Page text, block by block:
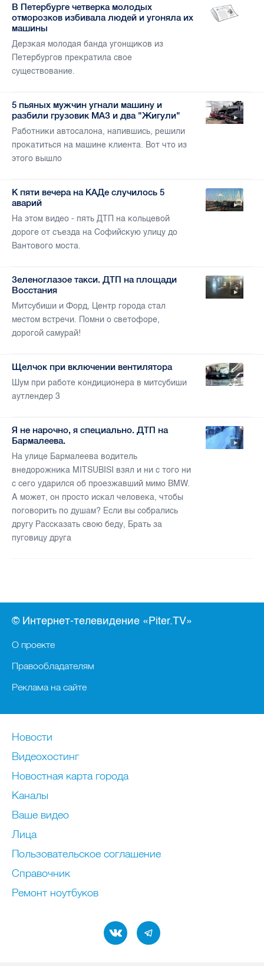
В Петербурге четверка молодых
отморозков избивала людей и угоняла их
машины
Дерзкая молодая банда угонщиков из
Петербургов прекратила свое
существование.
5 пьяных мужчин угнали машину и
разбили грузовик МАЗ и два "Жигули"
Работники автосалона, напившись, решили
прокатиться на машине клиента. Вот что из
этого вышло
К пяти вечера на КАДе случилось 5
аварий
На этом видео - пять ДТП на кольцевой
дороге от съезда на Софийскую улицу до
Вантового моста.
Зеленоглазое такси. ДТП на площади
Восстания
Митсубиши и Форд, Центр города стал
местом встречи. Помни о светофоре,
дорогой самурай!
Щелчок при включении вентилятора
Шум при работе кондиционера в митсубиши
аутлендер 3
Я не нарочно, я специально. ДТП на
Бармалеева.
На улице Бармалеева водитель
внедорожника MITSUBISI взял и ни с того ни
с сего ударился об проезжавший мимо BMW.
А может, он просто искал человека, чтобы
поговорить по душам? Если вы собрались
другу Рассказать свою беду, Брать за
пуговицу друга
© Интернет-телевидение «Piter.TV»
О проекте
Правообладателям
Реклама на сайте
Новости
Видеохостинг
Новостная карта города
Каналы
Ваше видео
Лица
Пользовательское соглашение
Справочник
Ремонт нoутбуков